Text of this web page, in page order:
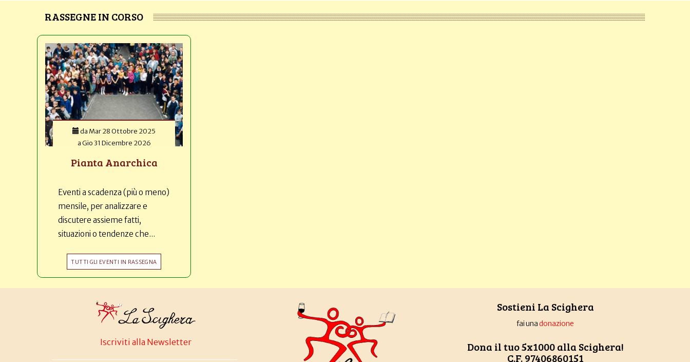
RASSEGNE IN CORSO
da Mar 28 Ottobre 2025
aGio 31 Dicembre 2026
Pianta Anarchica
Eventi a scadenza (più o meno)
mensile, per analizzare e
discutere assieme fatti,
situazioni o tendenze che...
TUTTI GLI EVENTI IN RASSEGNA
Iscriviti alla Newsletter
Sostieni La Scighera
fai unadonazione
Dona il tuo 5x1000 alla Scighera!
C.F. 97406860151